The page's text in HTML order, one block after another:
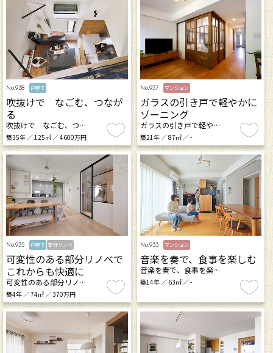
No.938 戸建て
吹抜けで なごむ、つなが
る
吹抜けで なごむ、つ…
築35年 ／ 125㎡ ／ 4600万円
No.937 マンション
ガラスの引き戸で軽やかに
ゾーニング
ガラスの引き戸で軽や…
築21年 ／ 87㎡ ／ -
No.935 戸建て 部分リノベ
可変性のある部分リノベで
これからも快適に
可変性のある部分リノ…
築4年 ／ 74㎡ ／ 370万円
No.933 マンション
音楽を奏で、食事を楽しむ
音楽を奏で、食事を楽…
築14年 ／ 63㎡ ／ -